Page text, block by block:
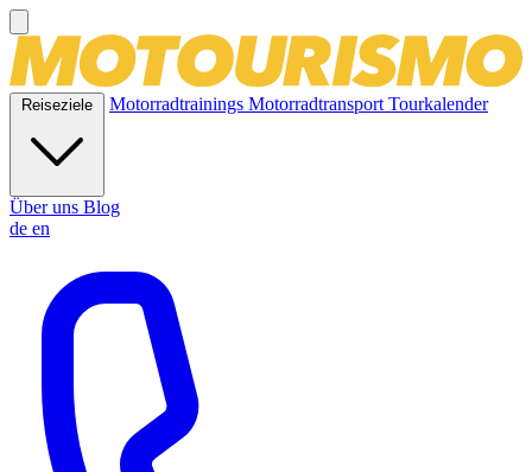
Reiseziele Motorradtrainings MotorradtransportTourkalender
Über uns Blog
de en